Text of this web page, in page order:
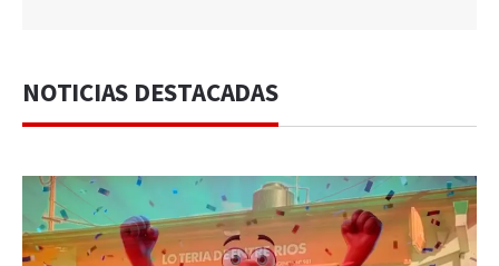
NOTICIAS DESTACADAS